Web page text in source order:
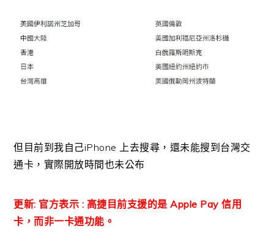
但目前到我自己iPhone 上去搜尋，還未能搜到台灣交
通卡，實際開放時間也未公布
更新: 官方表示 : 高捷目前支援的是 Apple Pay 信用
卡，而非一卡通功能。